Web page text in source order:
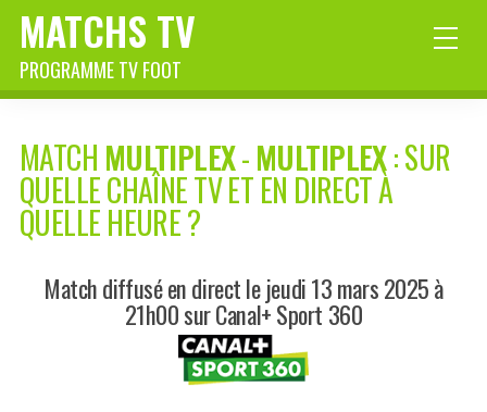
MATCHS TV
PROGRAMME TV FOOT
MATCH MULTIPLEX-MULTIPLEX: SUR
QUELLE CHAÎNE TV ET EN DIRECT À
QUELLE HEURE ?
Match diffusé en direct le jeudi 13 mars 2025 à
21h00 sur Canal+ Sport 360